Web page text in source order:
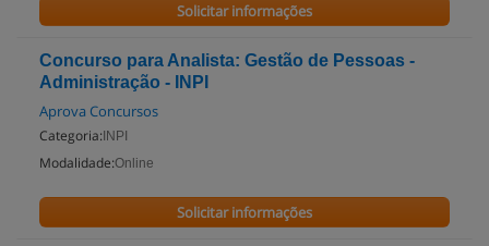
Solicitar informações
Concurso para Analista: Gestão de Pessoas -
Administração - INPI
Aprova Concursos
Categoria: INPI
Modalidade:Online
Solicitar informações